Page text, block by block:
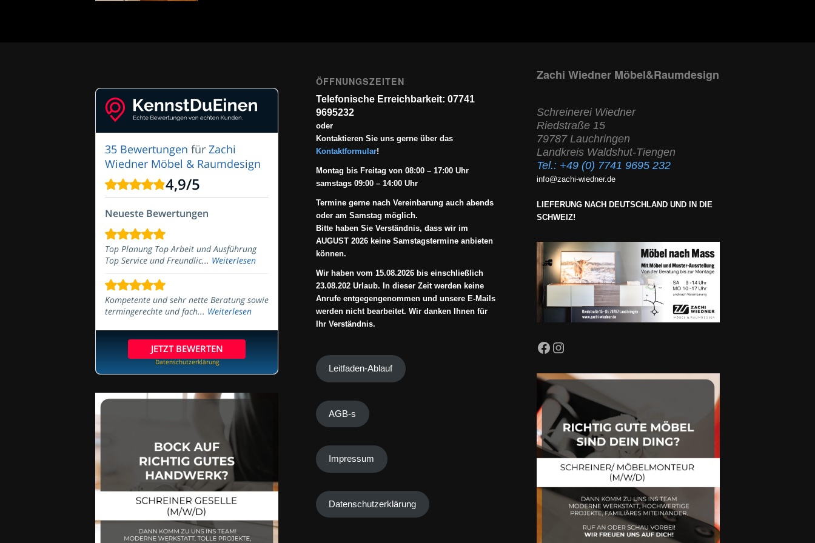
35 Bewertungen für Zachi
Wiedner Möbel & Raumdesign
4,9/5
Neueste Bewertungen
Top Planung Top Arbeit und Ausführung
Top Service und Freundlic... Weiterlesen
Kompetente und sehr nette Beratung sowie
termingerechte und fach... Weiterlesen
JETZT BEWERTEN
Datenschutzerklärung
ÖFFNUNGSZEITEN
Telefonische Erreichbarkeit: 07741
9695232
oder
Kontaktieren Sie uns gerne über das
Kontaktformular!
Montag bis Freitag von 08:00 – 17:00 Uhr
samstags 09:00 – 14:00 Uhr
Termine gerne nach Vereinbarung auch abends
oder am Samstag möglich.
Bitte haben Sie Verständnis, dass wir im
AUGUST 2026 keine Samstagstermine anbieten
können.
Wir haben vom 15.08.2026 bis einschließlich
23.08.202 Urlaub. In dieser Zeit werden keine
Anrufe entgegengenommen und unsere E-Mails
werden nicht bearbeitet. Wir danken Ihnen für
Ihr Verständnis.
Leitfaden-Ablauf
AGB-s
Impressum
Datenschutzerklärung
Zachi Wiedner Möbel&Raumdesign
Schreinerei Wiedner
Riedstraße 15
79787 Lauchringen
Landkreis Waldshut-Tiengen
Tel.: +49 (0) 7741 9695 232
info@zachi-wiedner.de
LIEFERUNG NACH DEUTSCHLAND UND IN DIE
SCHWEIZ!
Facebook
Instagram